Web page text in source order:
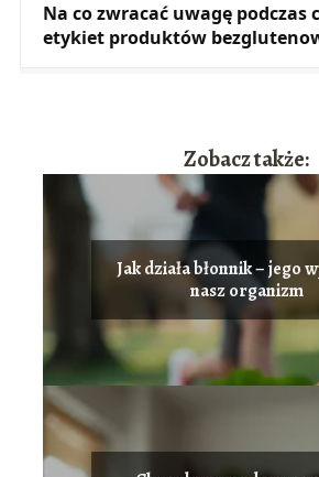
Na co zwracać uwagę podczas
etykiet produktów
Zobacz także:
Jak działa błonnik – jego
nasz organizm